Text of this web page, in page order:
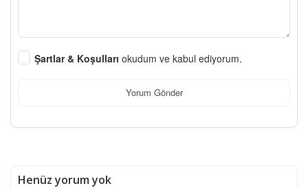
Şartlar & Koşulları okudum ve kabul ediyorum.
Yorum Gönder
Henüz yorum yok